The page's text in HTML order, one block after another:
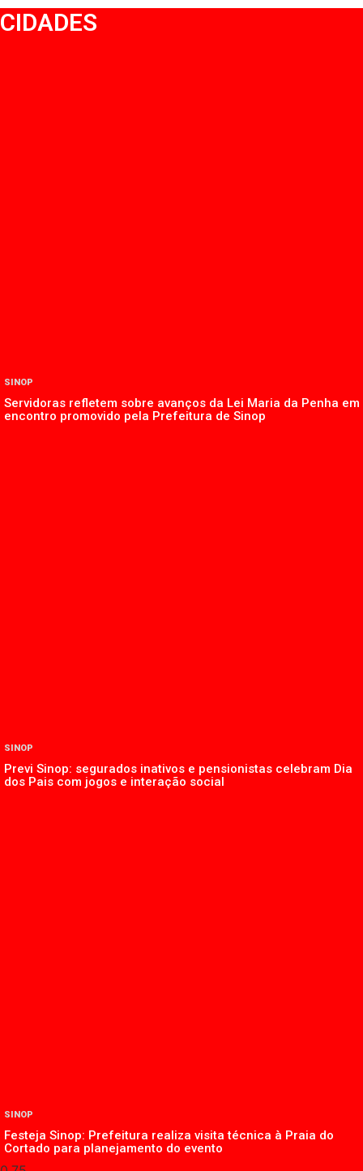
CIDADES
SINOP
Servidoras refletem sobre avanços da Lei Maria da Penha em
encontro promovido pela Prefeitura de Sinop
SINOP
Previ Sinop: segurados inativos e pensionistas celebram Dia
dos Pais com jogos e interação social
SINOP
Festeja Sinop: Prefeitura realiza visita técnica à Praia do
Cortado para planejamento do evento